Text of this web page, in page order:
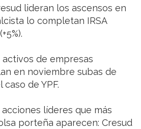
lideran los ascensos en
lo completan IRSA
de empresas
en noviembre subas de
caso de YPF.
líderes que más
porteña aparecen: Cresud